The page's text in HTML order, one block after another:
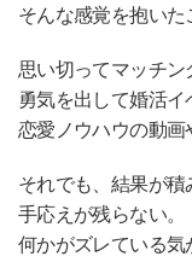
そんな感覚を抱いた
思い切ってマッチン
勇気を出して婚活イ
恋愛ノウハウの動画
それでも、結果が積
手応えが残らない。
何かがズレている気